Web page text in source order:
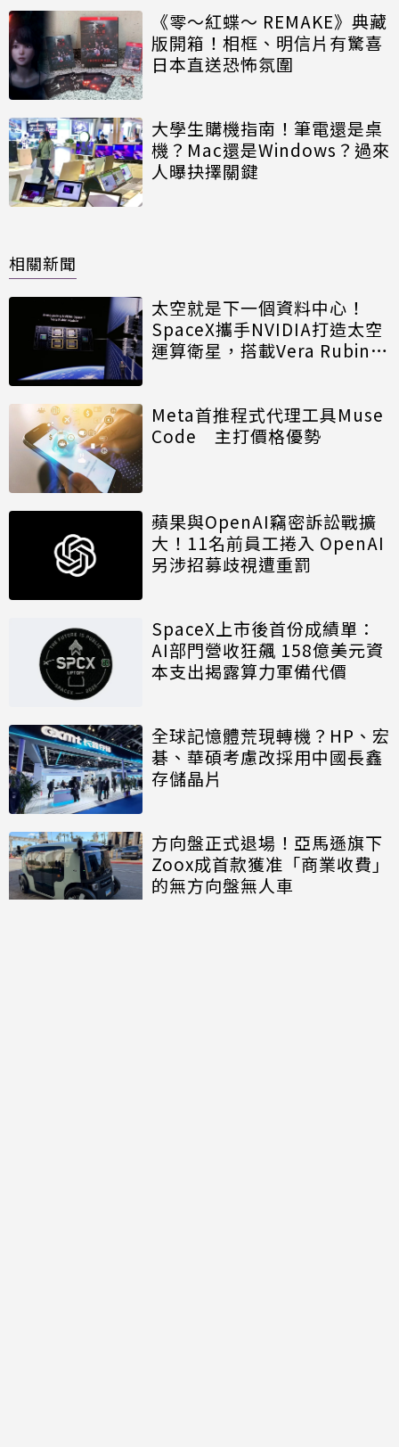
《零～紅蝶～ REMAKE》典藏
版開箱！相框、明信片有驚喜
日本直送恐怖氛圍
大學生購機指南！筆電還是桌
機？Mac還是Windows？過來
人曝抉擇關鍵
相關新聞
太空就是下一個資料中心！
SpaceX攜手NVIDIA打造太空
運算衛星，搭載Vera Rubin運
Meta首推程式代理工具Muse
Code 主打價格優勢
蘋果與OpenAI竊密訴訟戰擴
大！11名前員工捲入 OpenAI
另涉招募歧視遭重罰
SpaceX上市後首份成績單：
AI部門營收狂飆 158億美元資
本支出揭露算力軍備代價
全球記憶體荒現轉機？HP、宏
碁、華碩考慮改採用中國長鑫
存儲晶片
方向盤正式退場！亞馬遜旗下
Zoox成首款獲准「商業收費」
的無方向盤無人車